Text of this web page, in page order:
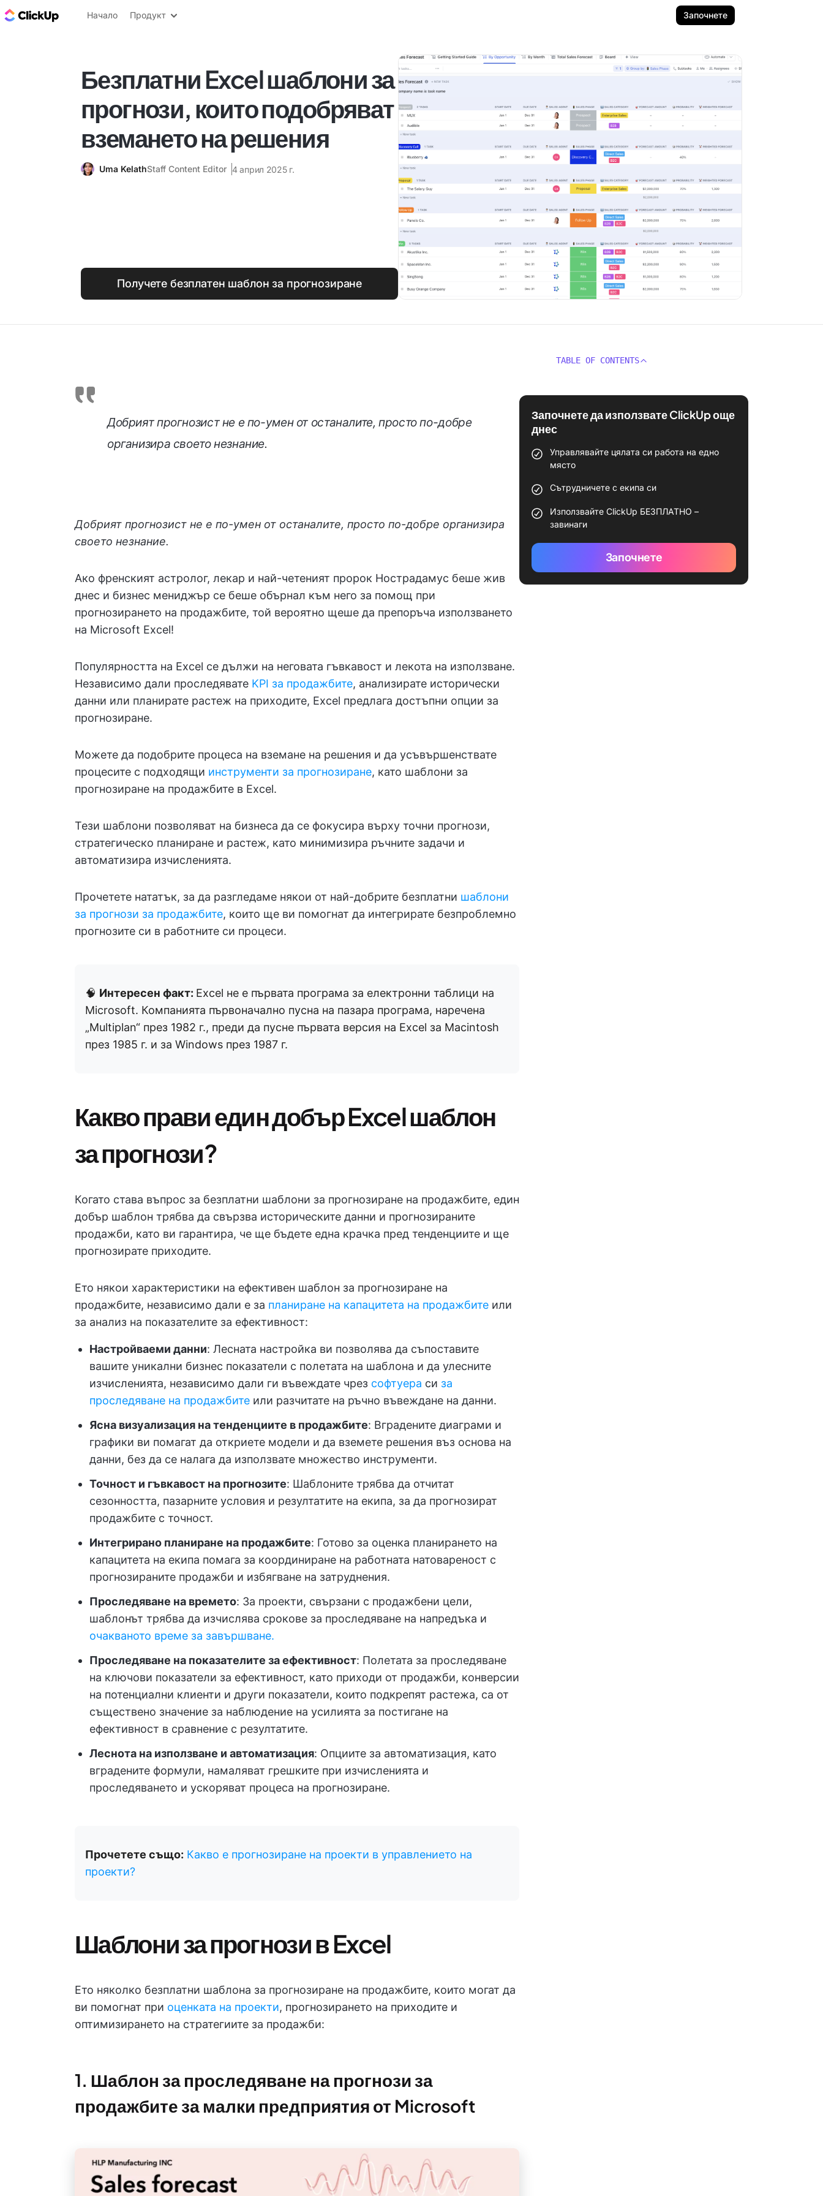
ClickUp блог
Начало Продукт Започнете
Безплатни Excel шаблони за
прогнози, които подобряват
вземането на решения
Uma KelathStaff Content Editor 4 април 2025 г.
Получете безплатен шаблон за прогнозиране
Добрият прогнозист не е по-умен от останалите, просто по-добре
организира своето незнание.
Добрият прогнозист не е по-умен от останалите, просто по-добре организира
своето незнание.
Ако френският астролог, лекар и най-четеният пророк Нострадамус беше жив
днес и бизнес мениджър се беше обърнал към него за помощ при
прогнозирането на продажбите, той вероятно щеше да препоръча използването
на Microsoft Excel!
Популярността на Excel се дължи на неговата гъвкавост и лекота на използване.
Независимо дали проследявате KPI за продажбите, анализирате исторически
данни или планирате растеж на приходите, Excel предлага достъпни опции за
прогнозиране.
Можете да подобрите процеса на вземане на решения и да усъвършенствате
процесите с подходящи инструменти за прогнозиране, като шаблони за
прогнозиране на продажбите в Excel.
Тези шаблони позволяват на бизнеса да се фокусира върху точни прогнози,
стратегическо планиране и растеж, като минимизира ръчните задачи и
автоматизира изчисленията.
Прочетете нататък, за да разгледаме някои от най-добрите безплатни шаблони
за прогнози за продажбите, които ще ви помогнат да интегрирате безпроблемно
прогнозите си в работните си процеси.
🧠 Интересен факт: Excel не е първата програма за електронни таблици на
Microsoft. Компанията първоначално пусна на пазара програма, наречена
„Multiplan“ през 1982 г., преди да пусне първата версия на Excel за Macintosh
през 1985 г. и за Windows през 1987 г.
Какво прави един добър Excel шаблон
за прогнози?
Когато става въпрос за безплатни шаблони за прогнозиране на продажбите, един
добър шаблон трябва да свързва историческите данни и прогнозираните
продажби, като ви гарантира, че ще бъдете една крачка пред тенденциите и ще
прогнозирате приходите.
Ето някои характеристики на ефективен шаблон за прогнозиране на
продажбите, независимо дали е за планиране на капацитета на продажбите или
за анализ на показателите за ефективност:
Настройваеми данни: Лесната настройка ви позволява да съпоставите
вашите уникални бизнес показатели с полетата на шаблона и да улесните
изчисленията, независимо дали ги въвеждате чрез софтуера си за
проследяване на продажбите или разчитате на ръчно въвеждане на данни.
Ясна визуализация на тенденциите в продажбите: Вградените диаграми и
графики ви помагат да откриете модели и да вземете решения въз основа на
данни, без да се налага да използвате множество инструменти.
Точност и гъвкавост на прогнозите: Шаблоните трябва да отчитат
сезонността, пазарните условия и резултатите на екипа, за да прогнозират
продажбите с точност.
Интегрирано планиране на продажбите: Готово за оценка планирането на
капацитета на екипа помага за координиране на работната натовареност с
прогнозираните продажби и избягване на затруднения.
Проследяване на времето: За проекти, свързани с продажбени цели,
шаблонът трябва да изчислява срокове за проследяване на напредъка и
очакваното време за завършване.
Проследяване на показателите за ефективност: Полетата за проследяване
на ключови показатели за ефективност, като приходи от продажби, конверсии
на потенциални клиенти и други показатели, които подкрепят растежа, са от
съществено значение за наблюдение на усилията за постигане на
ефективност в сравнение с резултатите.
Леснота на използване и автоматизация: Опциите за автоматизация, като
вградените формули, намаляват грешките при изчисленията и
проследяването и ускоряват процеса на прогнозиране.
Прочетете също: Какво е прогнозиране на проекти в управлението на
проекти?
Шаблони за прогнози в Excel
Ето няколко безплатни шаблона за прогнозиране на продажбите, които могат да
ви помогнат при оценката на проекти, прогнозирането на приходите и
оптимизирането на стратегиите за продажби:
1. Шаблон за проследяване на прогнози за
продажбите за малки предприятия от Microsoft
TABLE OF CONTENTS
Започнете да използвате ClickUp още
днес
Управлявайте цялата си работа на едно
място
Сътрудничете с екипа си
Използвайте ClickUp БЕЗПЛАТНО –
завинаги
Започнете